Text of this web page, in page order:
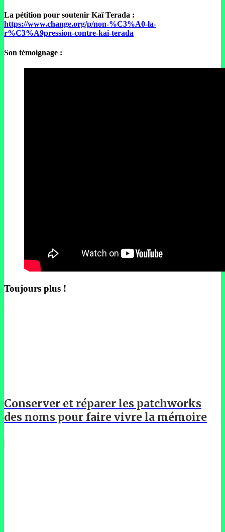
La pétition pour soutenir Kaï Terada :
https://www.change.org/p/non-%C3%A0-la-
r%C3%A9pression-contre-kai-terada
Son témoignage :
Toujours plus !
Conserver et réparer les patchworks
des noms pour faire vivre la mémoire